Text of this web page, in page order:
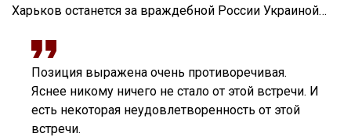
Харьков останется за враждебной России Украиной…
Позиция выражена очень противоречивая.
Яснее никому ничего не стало от этой встречи. И
есть некоторая неудовлетворенность от этой
встречи.